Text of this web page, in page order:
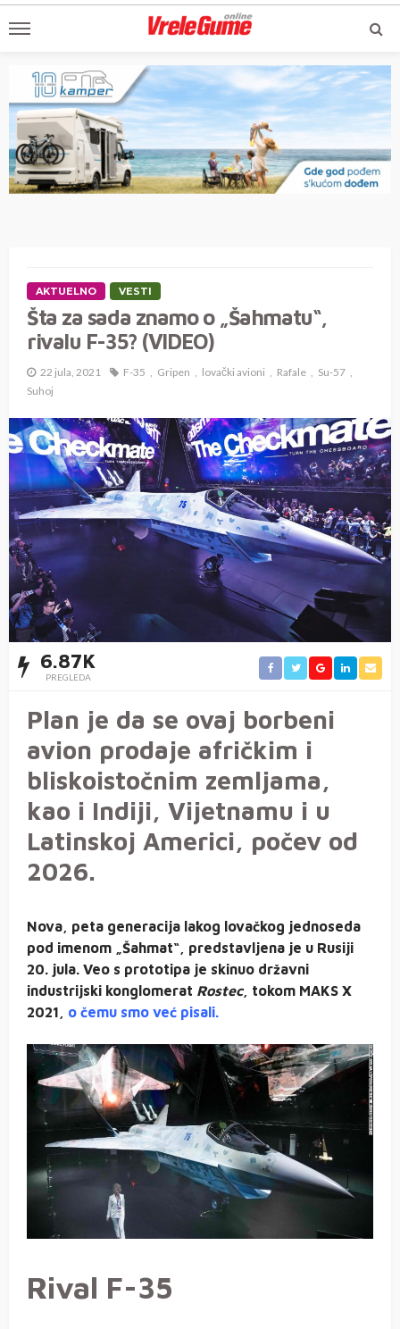
AKTUELNO VESTI
Šta za sada znamo o „Šahmatu“,
rivalu F-35? (VIDEO)
22 jula, 2021 F-35 Gripen lovački avioni Rafale
Su-57
Suhoj
6.87K
PREGLEDA
Plan je da se ovaj borbeni
avion prodaje afričkim i
bliskoistočnim zemljama,
kao i Indiji, Vijetnamu i u
Latinskoj Americi, počev od
2026.
Nova, peta generacija lakog lovačkog jednoseda
pod imenom „Šahmat“, predstavljena je u Rusiji
20. jula. Veo s prototipa je skinuo državni
industrijski konglomerat Rostec, tokom MAKS X
2021, o čemu smo već pisali.
Rival F-35